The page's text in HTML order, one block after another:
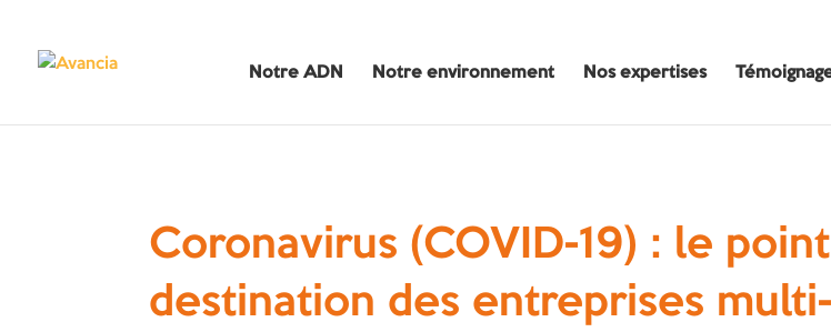
Notre ADN Notre environnement Nos expertises
Coronavirus (COVID-19) : le
destination des entreprises